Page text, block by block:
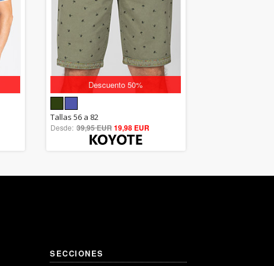
Descuento 50%
5.00
out of 5
Tallas 56 a 82
Desde: 39,95 EUR19,98 EUR
SECCIONES